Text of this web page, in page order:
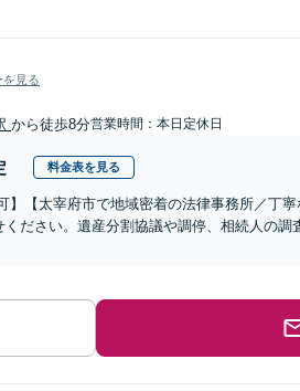
を見る
から徒歩8分営業時間：本日定休日
料金表を見る
】【太宰府市で地域密着の法律事務所／丁
ください。遺産分割協議や調停、相続人の